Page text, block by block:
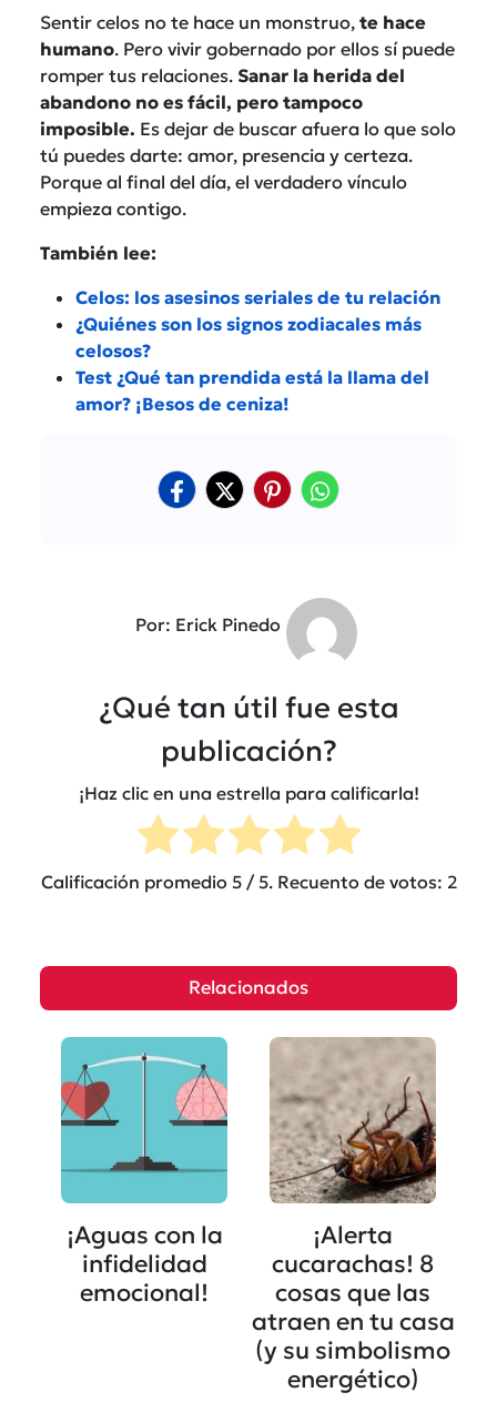
Sentir celos no te hace un monstruo, te hace
humano. Pero vivir gobernado por ellos sí puede
romper tus relaciones. Sanar la herida del
abandono no es fácil, pero tampoco
imposible. Es dejar de buscar afuera lo que solo
tú puedes darte: amor, presencia y certeza.
Porque al final del día, el verdadero vínculo
empieza contigo.
También lee:
Celos: los asesinos seriales de tu relación
¿Quiénes son los signos zodiacales más
celosos?
Test ¿Qué tan prendida está la llama del
amor? ¡Besos de ceniza!
Por: Erick Pinedo
¿Qué tan útil fue esta
publicación?
¡Haz clic en una estrella para calificarla!
Calificación promedio 5/ 5. Recuento de votos: 2
Relacionados
¡Aguas con la
infidelidad
emocional!
¡Alerta
cucarachas! 8
cosas que las
atraen en tu casa
(y su simbolismo
energético)